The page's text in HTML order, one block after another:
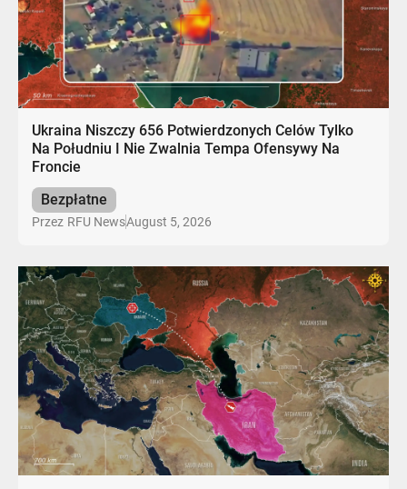
Ukraina Niszczy 656 Potwierdzonych Celów Tylko
Na Południu I Nie Zwalnia Tempa Ofensywy Na
Froncie
Bezpłatne
Przez RFU NewsAugust 5, 2026